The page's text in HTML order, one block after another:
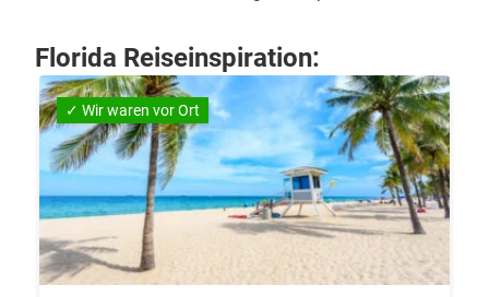
Florida Reiseinspiration:
✓ Wir waren vor Ort